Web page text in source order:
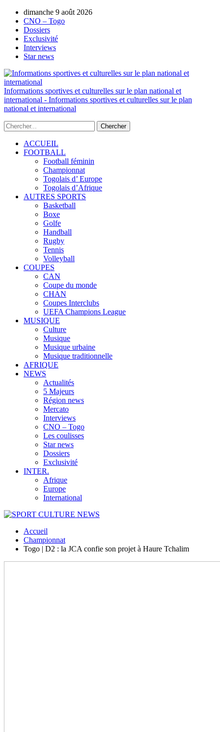
dimanche 9 août 2026
CNO – Togo
Dossiers
Exclusivité
Interviews
Star news
Informations sportives et culturelles sur le plan national et
international - Informations sportives et culturelles sur le plan
national et international
ACCUEIL
FOOTBALL
Football féminin
Championnat
Togolais d’ Europe
Togolais d’Afrique
AUTRES SPORTS
Basketball
Boxe
Golfe
Handball
Rugby
Tennis
Volleyball
COUPES
CAN
Coupe du monde
CHAN
Coupes Interclubs
UEFA Champions League
MUSIQUE
Culture
Musique
Musique urbaine
Musique traditionnelle
AFRIQUE
NEWS
Actualités
5 Majeurs
Région news
Mercato
Interviews
CNO – Togo
Les coulisses
Star news
Dossiers
Exclusivité
INTER.
Afrique
Europe
International
Accueil
Championnat
Togo | D2 : la JCA confie son projet à Haure Tchalim
AUTORISATION DE LA HAAC N°0134/